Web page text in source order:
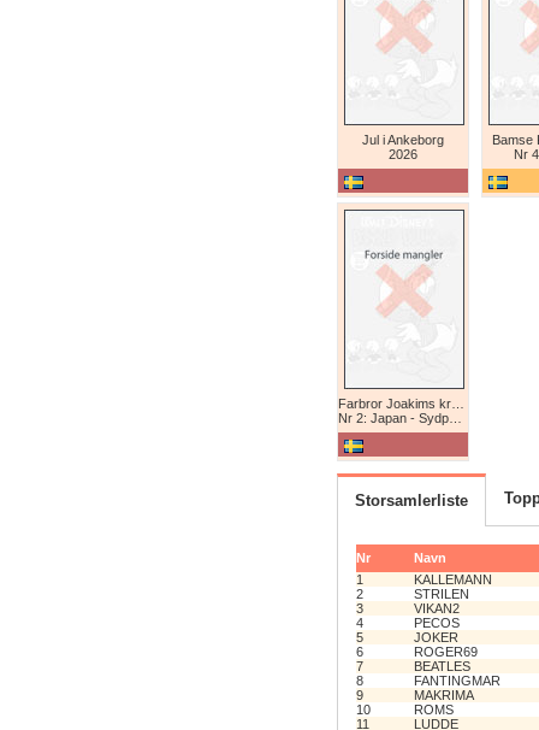
Jul i Ankeborg
2026
Bamse
Nr
Nr 2: Japan - Sydpolen - Afrika
Storsamlerliste
Nr
Navn
1
KALLEMANN
2
STRILEN
3
VIKAN2
4
PECOS
5
JOKER
6
ROGER69
7
BEATLES
8
FANTINGMAR
9
MAKRIMA
10
ROMS
11
LUDDE